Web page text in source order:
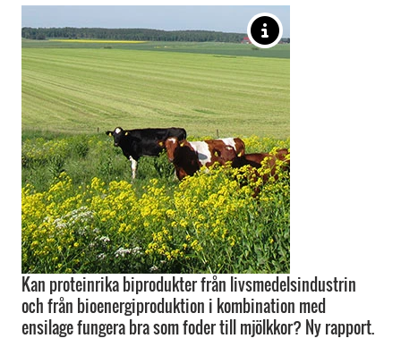
Kan proteinrika biprodukter från livsmedelsindustrin
och från bioenergiproduktion i kombination med
ensilage fungera bra som foder till mjölkkor? Ny rapport.